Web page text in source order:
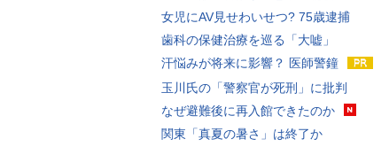
女児にAV見せわいせつ? 75歳逮捕
歯科の保健治療を巡る「大嘘」
汗悩みが将来に影響？ 医師警鐘
玉川氏の「警察官が死刑」に批判
なぜ避難後に再入館できたのか
関東「真夏の暑さ」は終了か